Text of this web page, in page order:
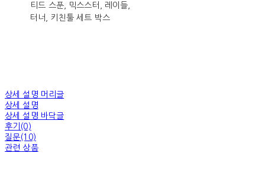
티드 스푼, 믹스스터, 레이들,
터너, 키친툴 세트 박스
상세 설명 머리글
상세 설명
상세 설명 바닥글
후기(0)
질문(10)
관련 상품